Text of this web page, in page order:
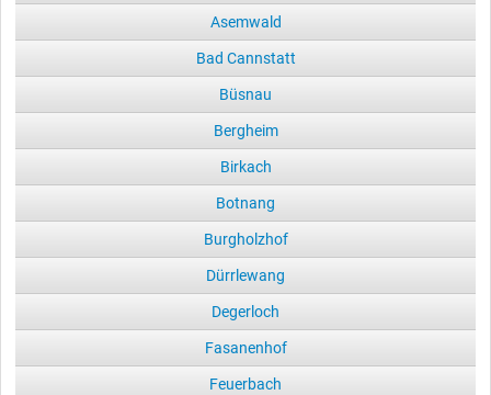
Asemwald
Bad Cannstatt
Büsnau
Bergheim
Birkach
Botnang
Burgholzhof
Dürrlewang
Degerloch
Fasanenhof
Feuerbach